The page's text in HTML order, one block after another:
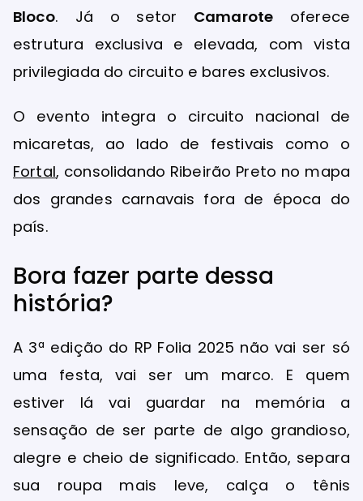
Bloco. Já o setor Camarote oferece
estrutura exclusiva e elevada, com vista
privilegiada do circuito e bares exclusivos.
O evento integra o circuito nacional de
micaretas, ao lado de festivais como o
Fortal, consolidando Ribeirão Preto no mapa
dos grandes carnavais fora de época do
país.
Bora fazer parte dessa
história?
A 3ª edição do RP Folia 2025 não vai ser só
uma festa, vai ser um marco. E quem
estiver lá vai guardar na memória a
sensação de ser parte de algo grandioso,
alegre e cheio de significado. Então, separa
sua roupa mais leve, calça o tênis